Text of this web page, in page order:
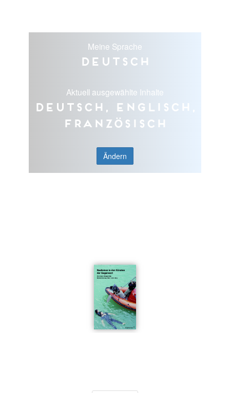
Meine Sprache
Deutsch
Aktuell ausgewählte Inhalte
Deutsch, Englisch,
Französisch
Ändern